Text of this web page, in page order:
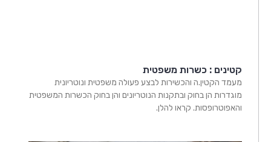
קטינים : כשרות משפטית
מעמד הקטין.ה והכשירות לבצע פעולה משפטית ונוטריונית
מוגדרות הן בחוק ובתקנות הנוטריונים והן בחוק הכשרות המשפטית
והאפוטרופסות. קראו להלן.